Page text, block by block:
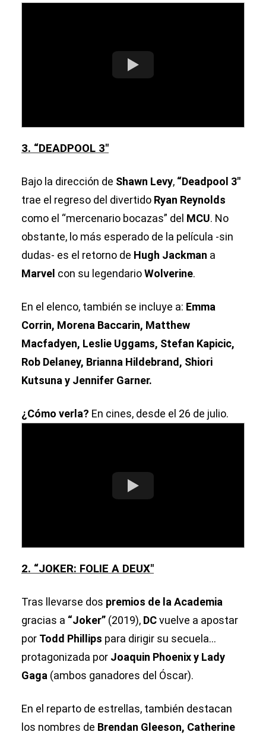
3. “DEADPOOL 3″
Bajo la dirección de Shawn Levy, “Deadpool 3″
trae el regreso del divertido Ryan Reynolds
como el “mercenario bocazas” del MCU. No
obstante, lo más esperado de la película -sin
dudas- es el retorno de Hugh Jackman a
Marvel con su legendarioWolverine.
En el elenco, también se incluye a: Emma
Corrin, Morena Baccarin, Matthew
Macfadyen, Leslie Uggams, Stefan Kapicic,
Rob Delaney, Brianna Hildebrand, Shiori
Kutsuna y Jennifer Garner.
¿Cómo verla? En cines, desde el 26 de julio.
2. “JOKER: FOLIE A DEUX″
Tras llevarse dos premios de la Academia
gracias a “Joker” (2019), DCvuelve a apostar
por Todd Phillips para dirigir su secuela...
protagonizada por Joaquin Phoenix y Lady
Gaga (ambos ganadores del Óscar).
En el reparto de estrellas, también destacan
los nombres de Brendan Gleeson, Catherine